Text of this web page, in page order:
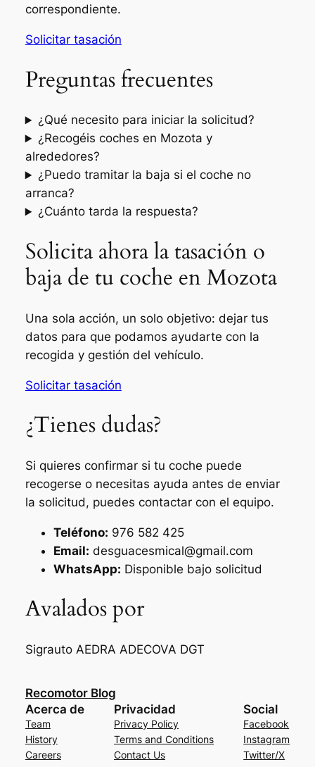
correspondiente.
Solicitar tasación
Preguntas frecuentes
¿Qué necesito para iniciar la solicitud?
¿Recogéis coches en Mozota y
alrededores?
¿Puedo tramitar la baja si el coche no
arranca?
¿Cuánto tarda la respuesta?
Solicita ahora la tasación o
baja de tu coche en Mozota
Una sola acción, un solo objetivo: dejar tus
datos para que podamos ayudarte con la
recogida y gestión del vehículo.
Solicitar tasación
¿Tienes dudas?
Si quieres confirmar si tu coche puede
recogerse o necesitas ayuda antes de enviar
la solicitud, puedes contactar con el equipo.
Teléfono: 976 582 425
Email: desguacesmical@gmail.com
WhatsApp: Disponible bajo solicitud
Avalados por
Sigrauto AEDRA ADECOVA DGT
Recomotor Blog
Acerca de
Team
History
Careers
Privacidad
Privacy Policy
Terms and Conditions
Contact Us
Social
Facebook
Instagram
Twitter/X